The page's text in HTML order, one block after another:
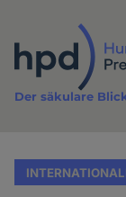
Inhalt
Der säkulare